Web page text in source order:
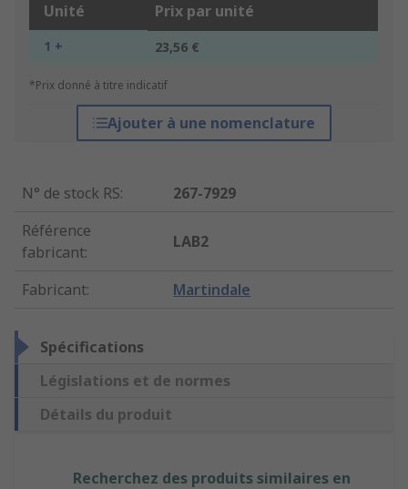
Unité Prix par unité
1 + 23,56 €
*Prix donné à titre indicatif
Ajouter à une nomenclature
N° de stock RS:
267-7929
Référence
fabricant:
LAB2
Fabricant: Martindale
Spécifications
Législations et de normes
Détails du produit
Recherchez des produits similaires en